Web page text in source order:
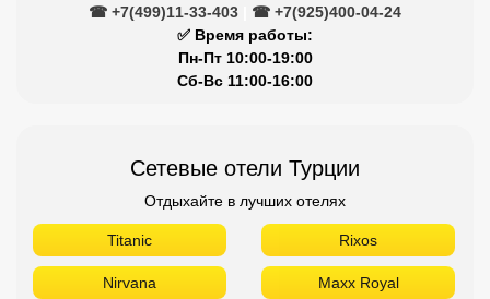
☎ +7(499)11-33-403
☎ +7(925)400-04-24
✅ Время работы:
Пн-Пт 10:00-19:00
Сб-Вс 11:00-16:00
Сетевые отели Турции
Отдыхайте в лучших отелях
Titanic Rixos
Nirvana Maxx Royal